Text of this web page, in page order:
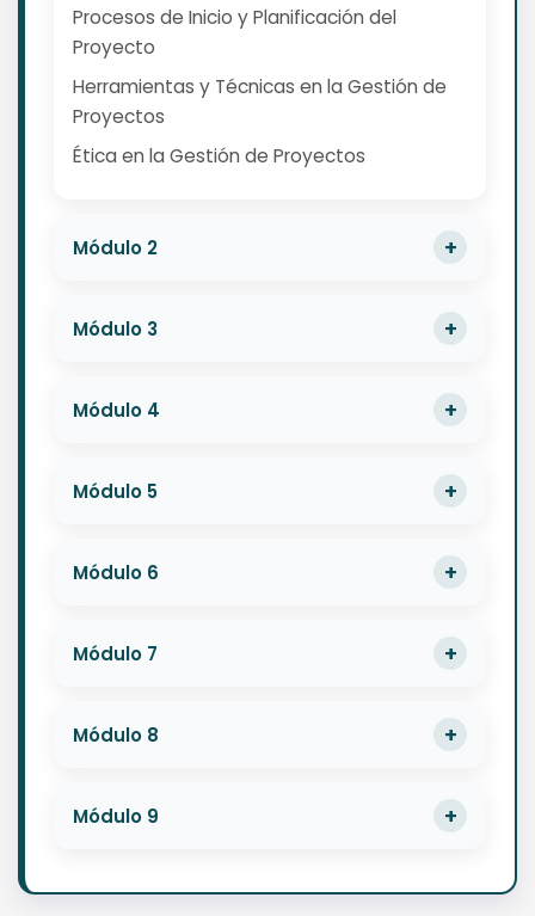
Procesos de Inicio y Planificación del
Proyecto
Herramientas y Técnicas en la Gestión de
Proyectos
Ética en la Gestión de Proyectos
Módulo 2
Módulo 3
Módulo 4
Módulo 5
Módulo 6
Módulo 7
Módulo 8
Módulo 9